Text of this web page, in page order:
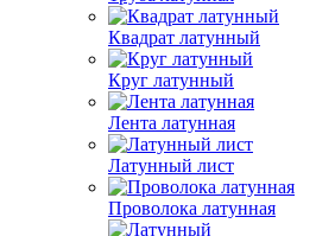
Квадрат латунный
Круг латунный
Лента латунная
Латунный лист
Проволока латунная